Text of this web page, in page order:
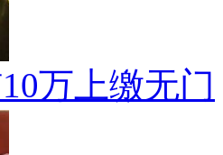
万上缴无门